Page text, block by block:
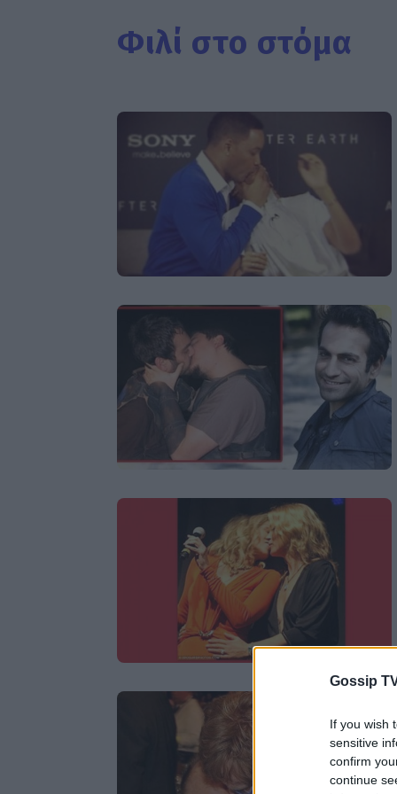
Gossip
If you wish
sensitive
confirm
continue
Φιλί στο στόμα